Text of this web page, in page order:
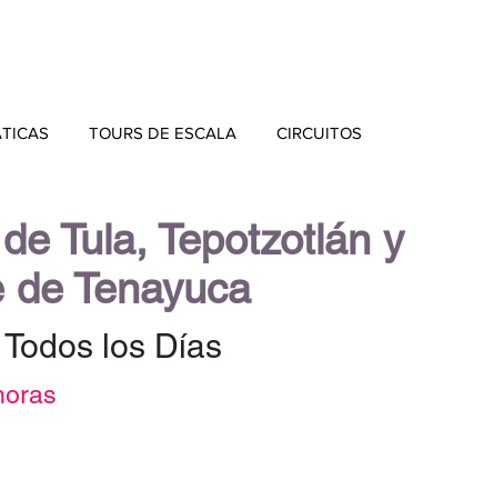
TOURS DE ESCALA CIRCUITOS
Tula, Tepotzotlán y
de Tenayuca
los Días